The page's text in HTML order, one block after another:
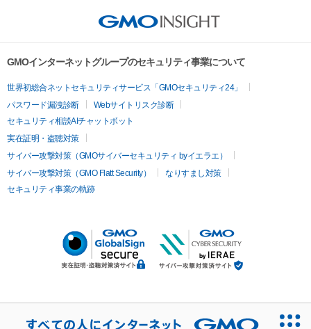
GMOインターネットグループのセキュリティ事業について
世界初総合ネットセキュリティサービス「GMOセキュリティ24」
パスワード漏洩診断
Webサイトリスク診断
セキュリティ相談AIチャットボット
実在証明・盗聴対策
サイバー攻撃対策（GMOサイバーセキュリティ byイエラエ）
サイバー攻撃対策（GMO Flatt Security）
なりすまし対策
セキュリティ事業の軌跡